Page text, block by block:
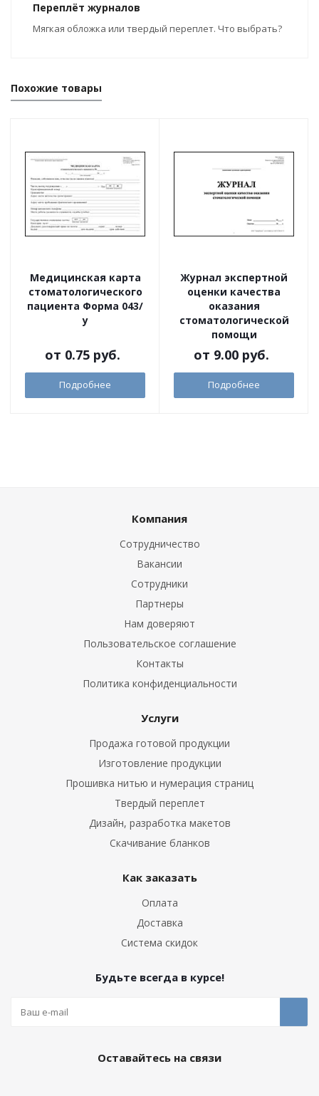
Переплёт журналов
Мягкая обложка или твердый переплет. Что выбрать?
Похожие товары
Медицинская карта
стоматологического
пациента Форма 043/
у
от 0.75 руб.
Подробнее
Журнал экспертной
оценки качества
оказания
стоматологической
помощи
от 9.00 руб.
Подробнее
Компания
Сотрудничество
Вакансии
Сотрудники
Партнеры
Нам доверяют
Пользовательское соглашение
Контакты
Политика конфиденциальности
Услуги
Продажа готовой продукции
Изготовление продукции
Прошивка нитью и нумерация страниц
Твердый переплет
Дизайн, разработка макетов
Скачивание бланков
Как заказать
Оплата
Доставка
Система скидок
Будьте всегда в курсе!
Оставайтесь на связи